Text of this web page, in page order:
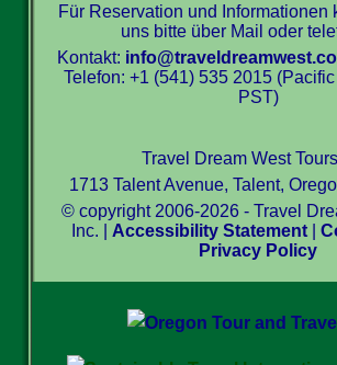
Für Reservation und Informationen
uns bitte über Mail oder
Kontakt:
Telefon: +1 (541) 535 2015
PST)
Travel Dream West
1713 Talent Avenue, Talent,
© copyright 2006-2026 - Travel
Inc. | Accessibility Statement |
Privacy Policy